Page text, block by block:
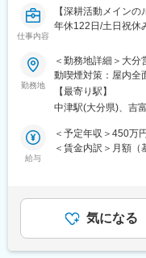
仕事内容
【深耕活動メインの
年休122日/土日祝休
◎関西トップクラス
ア！
◎とにかく人の良さ
93%、男性育休取得
◎残業時間は20時間
める方に！
・既に取引のある顧
うなイメージが近
・工務店やゼネコ
勤務地
＜勤務地詳細＞大
動喫煙対策：屋内全
【最寄り駅】
中津駅(大分県)、吉
給与
＜予定年収＞450万
＜賃金内訳＞月額
＞有＜残業手当＞
した上で決定■給与
月）※昨年実績：冬
も目安の金額であり
気になる